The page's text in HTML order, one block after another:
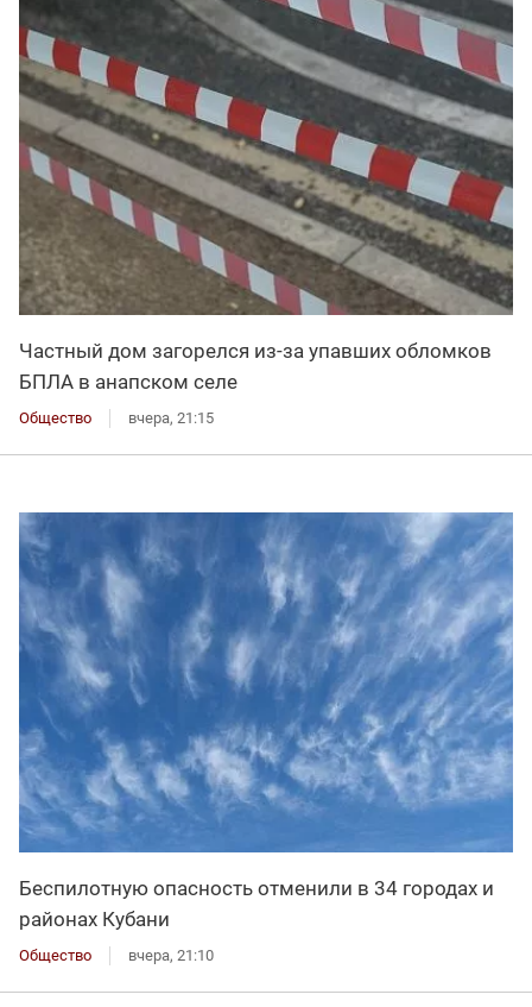
Частный дом загорелся из-за упавших обломков
БПЛА в анапском селе
Общество вчера, 21:15
Беспилотную опасность отменили в 34 городах и
районах Кубани
Общество вчера, 21:10